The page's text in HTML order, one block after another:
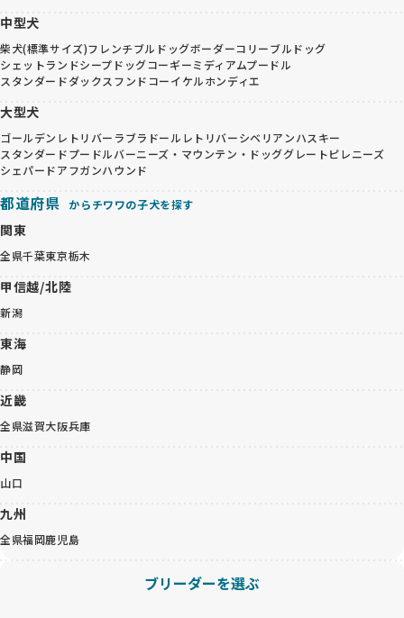
中型犬
柴犬(標準サイズ)フレンチブルドッグボーダーコリーブルドッグ
シェットランドシープドッグコーギーミディアムプードル
スタンダードダックスフンドコーイケルホンディエ
大型犬
ゴールデンレトリバー ラブラドールレトリバーシベリアンハスキー
スタンダードプードルバーニーズ・マウンテン・ドッググレートピレニーズ
シェパードアフガンハウンド
都道府県 からチワワの子犬を探す
関東
全県千葉東京栃木
甲信越/北陸
新潟
東海
静岡
近畿
全県滋賀大阪兵庫
中国
山口
九州
全県福岡鹿児島
ブリーダーを選ぶ